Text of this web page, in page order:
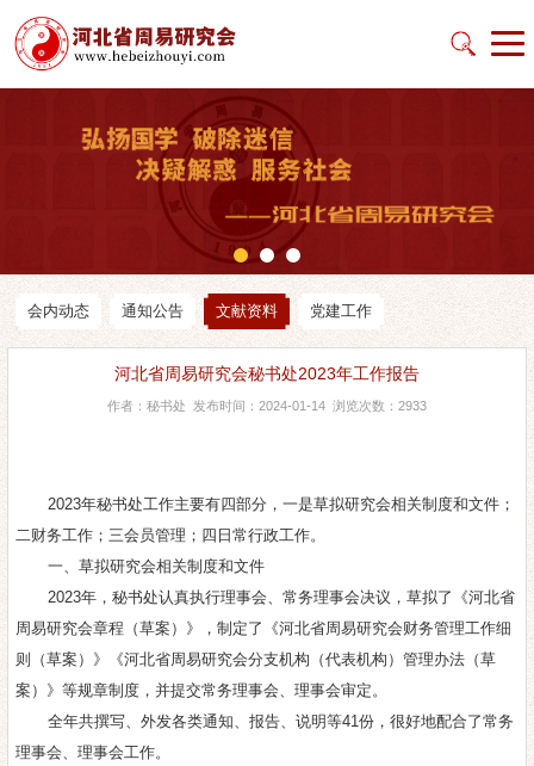
会内动态 通知公告 文献资料 党建工作
河北省周易研究会秘书处2023年工作报告
作者：秘书处 发布时间：2024-01-14 浏览次数：2933
2023年秘书处工作主要有四部分，一是草拟研究会相关制度和文件；
二财务工作；三会员管理；四日常行政工作。
一、草拟研究会相关制度和文件
2023年，秘书处认真执行理事会、常务理事会决议，草拟了《河北省
周易研究会章程（草案）》，制定了《河北省周易研究会财务管理工作细
则（草案）》《河北省周易研究会分支机构（代表机构）管理办法（草
案）》等规章制度，并提交常务理事会、理事会审定。
全年共撰写、外发各类通知、报告、说明等41份，很好地配合了常务
理事会、理事会工作。